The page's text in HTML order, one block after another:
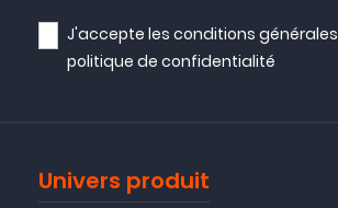
J'accepte lesconditions générales
politique de confidentialité
Univers produit